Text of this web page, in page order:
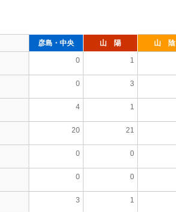
彦島・中央 山 陽 山 陰
0 1
0 3
4 1
20 21
0 0
0 0
3 1